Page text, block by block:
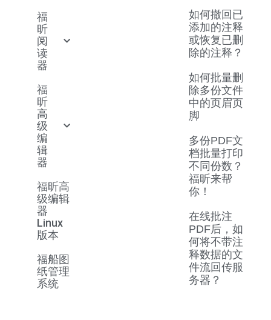
福
昕
阅
读
器
福
昕
高
级
编
辑
器
福昕高
级编辑
器
Linux
版本
福船图
纸管理
系统
如何撤回已
添加的注释
或恢复已删
除的注释？
如何批量删
除多份文件
中的页眉页
脚
多份PDF文
档批量打印
不同份数？
福昕来帮
你！
在线批注
PDF后，如
何将不带注
释数据的文
件流回传服
务器？